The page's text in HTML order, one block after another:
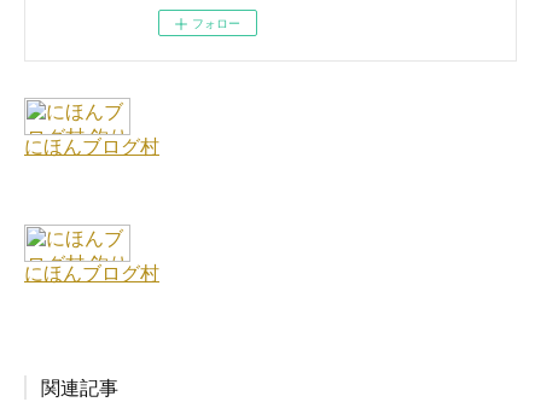
フォロー
関連記事